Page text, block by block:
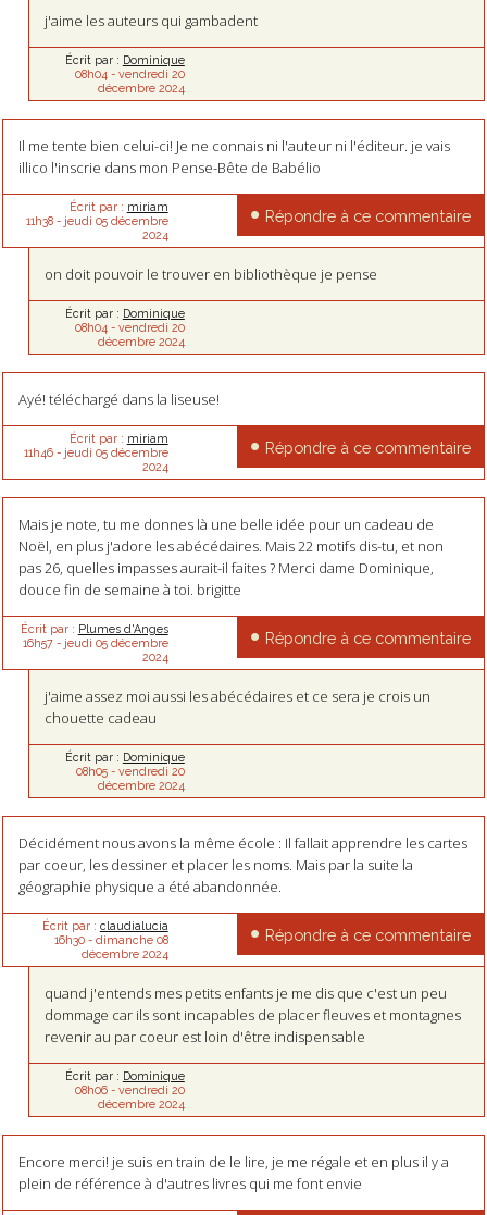
j'aime les auteurs qui gambadent
Écrit par : Dominique
08h04 - vendredi 20
décembre 2024
Il me tente bien celui-ci! Je ne connais ni l'auteur ni l'éditeur. je vais
illico l'inscrie dans mon Pense-Bête de Babélio
Écrit par : miriam
11h38- jeudi 05 décembre
2024
Répondre à ce commentaire
on doit pouvoir le trouver en bibliothèque je pense
Écrit par : Dominique
08h04 - vendredi 20
décembre 2024
Ayé! téléchargé dans la liseuse!
Écrit par : miriam
11h46- jeudi 05 décembre
2024
Répondre à ce commentaire
Mais je note, tu me donnes là une belle idée pour un cadeau de
Noël, en plus j'adore les abécédaires. Mais 22 motifs dis-tu, et non
pas 26, quelles impasses aurait-il faites ? Merci dame Dominique,
douce fin de semaine à toi. brigitte
Écrit par : Plumes d'Anges
16h57- jeudi 05 décembre
2024
Répondre à ce commentaire
j'aime assez moi aussi les abécédaires et ce sera je crois un
chouette cadeau
Écrit par : Dominique
08h05- vendredi 20
décembre 2024
Décidément nous avons la même école : Il fallait apprendre les cartes
par coeur, les dessiner et placer les noms. Mais par la suite la
géographie physique a été abandonnée.
Écrit par : claudialucia
16h30- dimanche 08
décembre 2024
Répondre à ce commentaire
quand j'entends mes petits enfants je me dis que c'est un peu
dommage car ils sont incapables de placer fleuves et montagnes
revenir au par coeur est loin d'être indispensable
Écrit par : Dominique
08h06- vendredi 20
décembre 2024
Encore merci! je suis en train de le lire, je me régale et en plus il y a
plein de référence à d'autres livres qui me font envie